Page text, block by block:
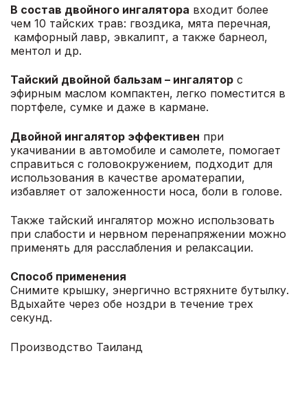
В состав двойного ингалятора входит более
чем 10 тайских трав: гвоздика, мята перечная,
камфорный лавр, эвкалипт, а также барнеол,
ментол и др.
Тайский двойной бальзам – ингалятор с
эфирным маслом компактен, легко поместится в
портфеле, сумке и даже в кармане.
Двойной ингалятор эффективен при
укачивании в автомобиле и самолете, помогает
справиться с головокружением, подходит для
использования в качестве ароматерапии,
избавляет от заложенности носа, боли в голове.
Также тайский ингалятор можно использовать
при слабости и нервном перенапряжении можно
применять для расслабления и релаксации.
Способ применения
Снимите крышку, энергично встряхните бутылку.
Вдыхайте через обе ноздри в течение трех
секунд.
Производство Таиланд